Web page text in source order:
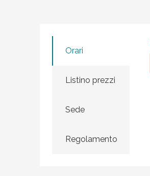
Orari
Listino prezzi
Sede
Regolamento